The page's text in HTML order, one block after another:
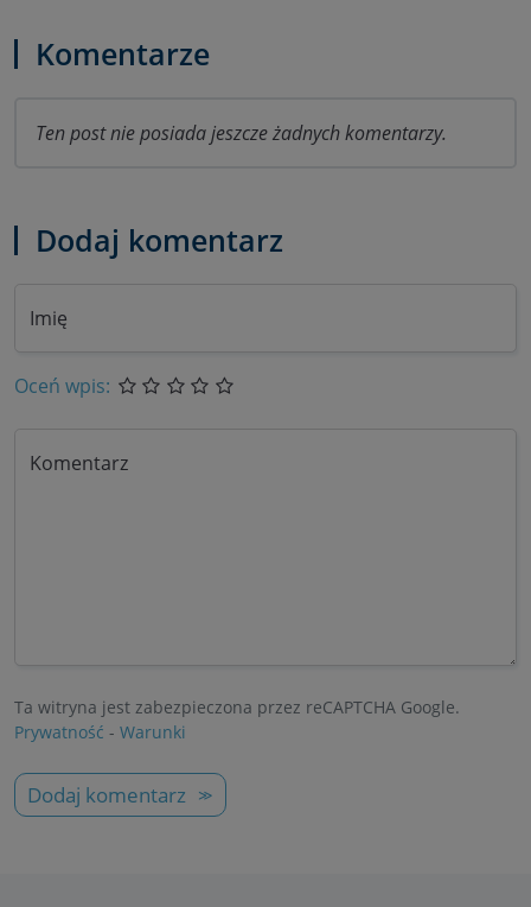
Komentarze
Ten post nie posiada jeszcze żadnych komentarzy.
Dodaj komentarz
Imię
Oceń wpis:
Komentarz
Ta witryna jest zabezpieczona przez reCAPTCHA Google.
Prywatność - Warunki
Dodaj komentarz